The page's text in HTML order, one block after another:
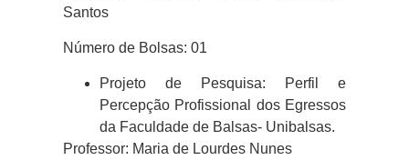
Santos
Número de Bolsas: 01
Projeto de Pesquisa: Perfil e
Percepção Profissional dos Egressos
da Faculdade de Balsas- Unibalsas.
Professor: Maria de Lourdes Nunes